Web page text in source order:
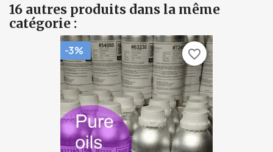
16 autres produits dans la même
catégorie :
-3% favorite_border